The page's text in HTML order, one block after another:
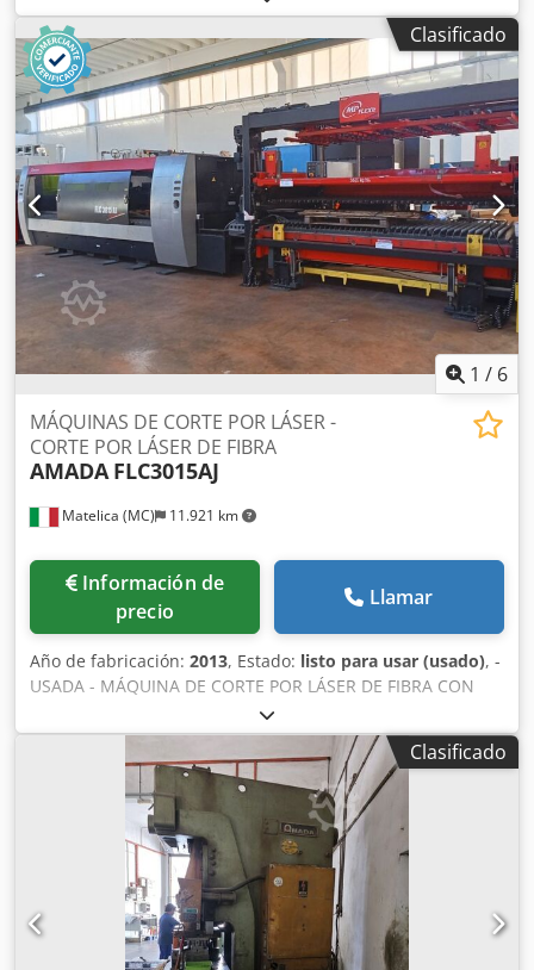
Carrera del pistón – máx.: 200 mm Grosor de la chapa: 6
mm Consumo total de energía: 9 kW Presión de
funcionamiento: 275 bar Saliente: 420 mm Velocidad de
aproximación: 100 mm/s Velocidad de trabajo: 10 mm/s
Peso aproximado de la máquina: 5,8 t Espacio requerido
(aprox.): 3,8 x 2,4 x 2,95 m Prensa plegadora CNC, ejes Y1,
Y2, X1 y R controlados, armario de accesorios con su
contenido, poco uso
Clasificado
1 / 6
Matelica (MC) 11.921 km
MÁQUINAS DE CORTE POR LÁSER -
CORTE POR LÁSER DE FIBRA
AMADA FLC3015AJ
Información de
precio
Llamar
Año de fabricación: 2013, Estado: listo para usar (usado), -
USADA - MÁQUINA DE CORTE POR LÁSER DE FIBRA CON
CAMBIADOR DE PALETAS Y SISTEMA DE CARGA/DESCARGA
RECORRIDO DEL EJE X: 3270 mm RECORRIDO DEL EJE Y:
1550 mm RECORRIDO DEL EJE Z: 100 mm ÁREA DE
TRABAJO: 3070 x 1550 mm Codpjvhc S Hjfx Apyorf CARGA
ADMITIDA SOBRE LA MESA: 920 kg FUENTE: AJ2000 Fiber;
2000 W UNIDAD DE CONTROL: AMADA AMNC3i PESO:
11200 kg DIMENSIONES TOTALES: 10028 x 2900 x 2000 mm
NOTA: CON SISTEMA DE CARGA/DESCARGA LKI, modelo
LST3015FLC-AJ, año de fabricación 2013; CAMBIO
AUTOMÁTICO DE BOQUILLAS.
Clasificado